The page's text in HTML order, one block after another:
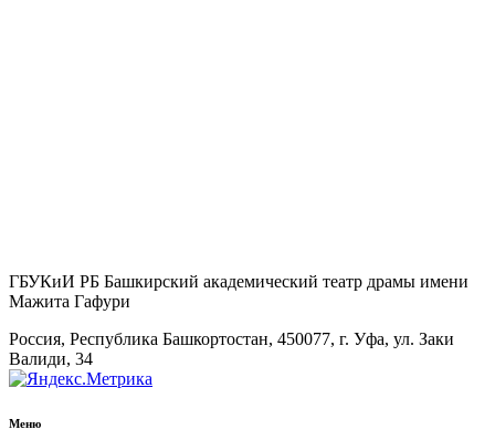
ГБУКиИ РБ Башкирский академический театр драмы имени
Мажита Гафури
Россия, Республика Башкортостан, 450077, г. Уфа, ул. Заки
Валиди, 34
Меню